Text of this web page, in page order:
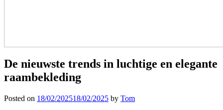
De nieuwste trends in luchtige en elegante
raambekleding
Posted on 18/02/202518/02/2025 by Tom